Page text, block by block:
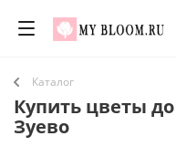
Каталог
Купить цветы
Зуево